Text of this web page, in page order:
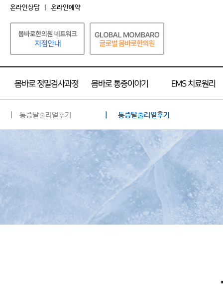
온라인상담 온라인예약
| 통증탈출리얼후기 | 통증탈출리얼후기
통증탈출리얼후기